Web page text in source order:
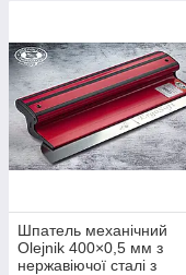
Шпатель механічний
Olejnik 400×0,5 мм з
нержавіючої сталі з